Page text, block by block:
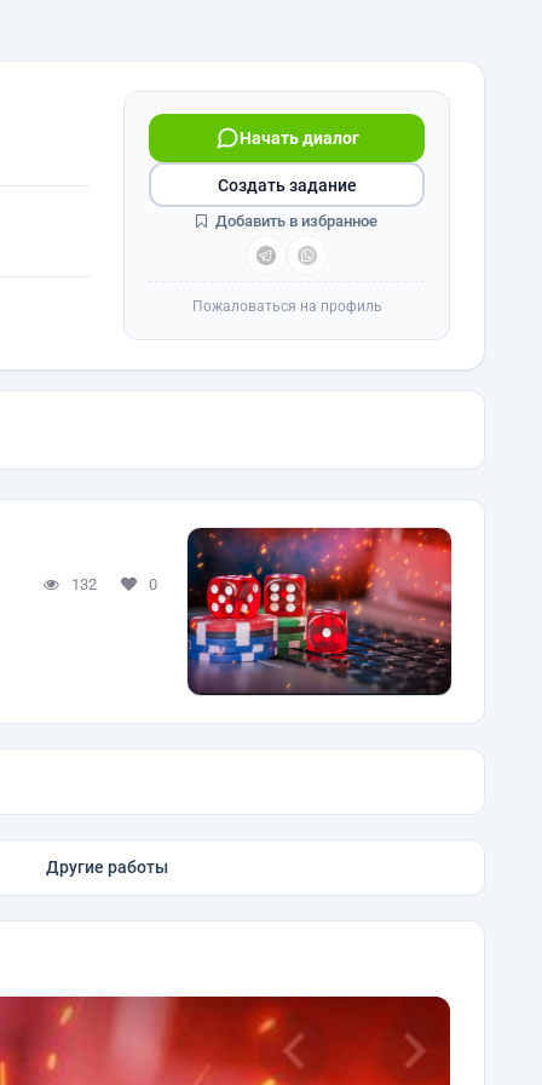
Начать диалог
Создать задание
Добавить в избранное
Пожаловаться на профиль
132 0
Другие работы